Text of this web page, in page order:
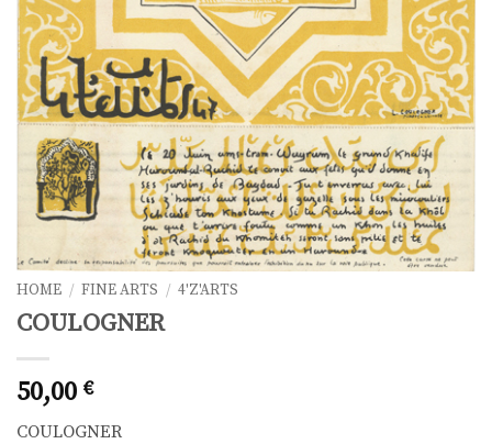
HOME / FINE ARTS / 4'Z'ARTS
COULOGNER
50,00 €
COULOGNER